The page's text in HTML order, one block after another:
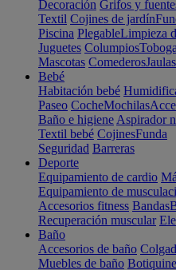
Decoración Grifos y
Textil Cojines de jardín
Piscina PlegableLimpieza
Juguetes Columpios
Mascotas ComederosJaulas
Bebé
Habitación bebé
Paseo CocheMochilas
Baño e higiene Aspirador
Textil bebé CojinesFunda
Seguridad Barreras
Deporte
Equipamiento de cardio
Equipamiento de
Accesorios fitness Bandas
Recuperación muscular
Baño
Accesorios de baño
Muebles de baño